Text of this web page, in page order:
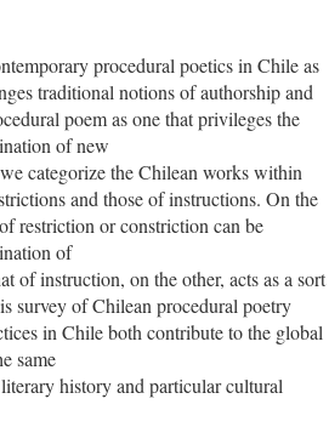
procedural poetics in Chile as
traditional notions of authorship and
poem as one that privileges the
of new
categorize the Chilean works within
and those of instructions. On the
restriction or constriction can be
of
of instruction, on the other, acts as a sort
survey of Chilean procedural poetry
in Chile both contribute to the global
same
history and particular cultural